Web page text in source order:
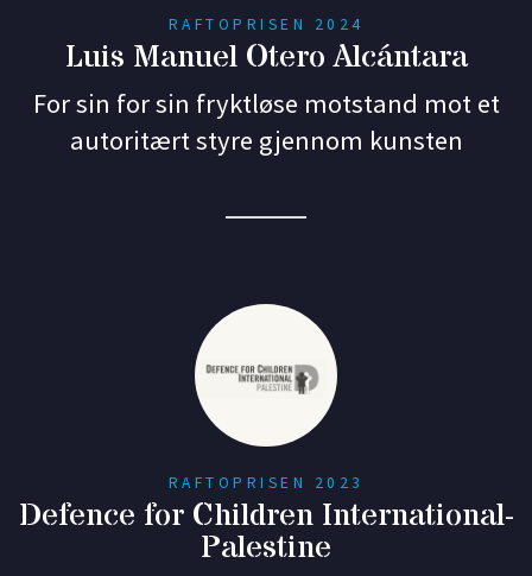
RAFTOPRISEN 2024
Luis Manuel Otero Alcántara
For sin for sin fryktløse motstand mot et
autoritært styre gjennom kunsten
RAFTOPRISEN 2023
Defence for Children International-
Palestine